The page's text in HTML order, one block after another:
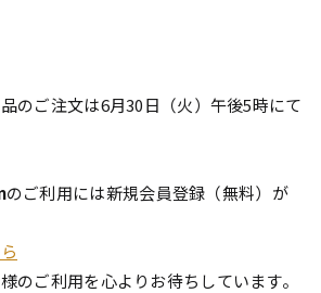
のご注文は6月30日（火）午後5時にて
のご利用には新規会員登録（無料）が
のご利用を心よりお待ちしています。